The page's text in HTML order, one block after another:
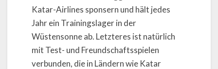
Katar-Airlines sponsern und hält jedes
Jahr ein Trainingslager in der
Wüstensonne ab. Letzteres ist natürlich
mit Test- und Freundschaftsspielen
verbunden, die in Ländern wie Katar